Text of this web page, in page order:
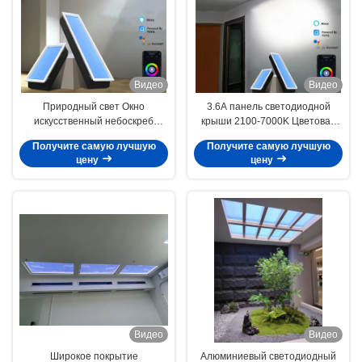
Видео
Природный свет Окно
искусственный небоскреб
Потрясающий опыт
Получите самую лучшую
цену
Видео
3.6А панель светодиодной
крыши 2100-7000K Цветовая
метров Область облучения
Получите самую лучшую
цену
Видео
Широкое покрытие
Видео
Алюминиевый светодиодный